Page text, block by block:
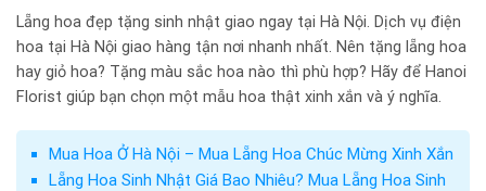
Lẵng hoa đẹp tặng sinh nhật giao ngay tại Hà Nội. Dịch vụ điện
hoa tại Hà Nội giao hàng tận nơi nhanh nhất. Nên tặng lẵng hoa
hay giỏ hoa? Tặng màu sắc hoa nào thì phù hợp? Hãy để Hanoi
Florist giúp bạn chọn một mẫu hoa thật xinh xắn và ý nghĩa.
Mua Hoa Ở Hà Nội – Mua Lẵng Hoa Chúc Mừng Xinh Xắn
Lẵng Hoa Sinh Nhật Giá Bao Nhiêu? Mua Lẵng Hoa Sinh